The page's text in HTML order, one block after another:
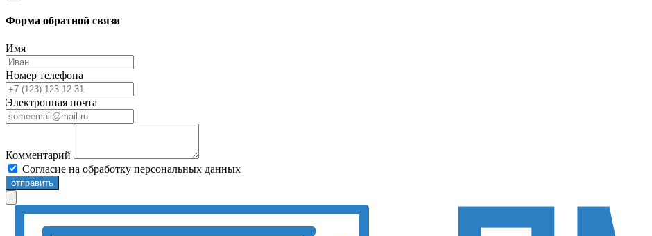
Форма обратной связи
Имя
Номер телефона
Электронная почта
Комментарий
Согласие на обработку персональных данных
отправить